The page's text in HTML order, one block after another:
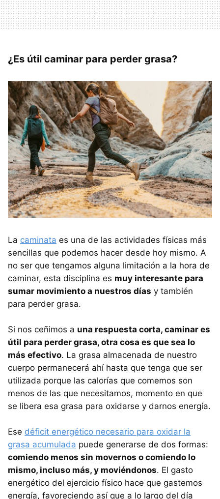
¿Es útil caminar para perder grasa?
La caminata es una de las actividades físicas más
sencillas que podemos hacer desde hoy mismo. A
no ser que tengamos alguna limitación a la hora de
caminar, esta disciplina es muy interesante para
sumar movimiento a nuestros días y también
para perder grasa.
Si nos ceñimos a una respuesta corta, caminar es
útil para perder grasa, otra cosa es que sea lo
más efectivo. La grasa almacenada de nuestro
cuerpo permanecerá ahí hasta que tenga que ser
utilizada porque las calorías que comemos son
menos de las que necesitamos, momento en que
se libera esa grasa para oxidarse y darnos energía.
Ese déficit energético necesario para oxidar la
grasa acumulada puede generarse de dos formas:
comiendo menos sin movernos o comiendo lo
mismo, incluso más, y moviéndonos. El gasto
energético del ejercicio físico hace que gastemos
energía, favoreciendo así que a lo largo del día